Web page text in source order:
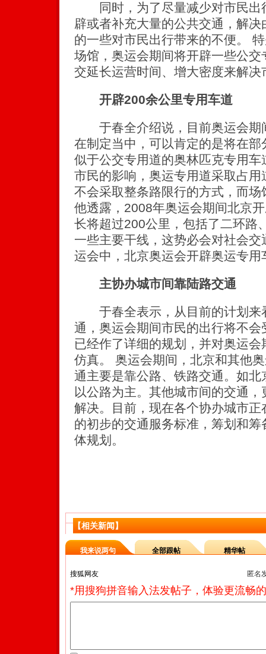
同时，为了尽量减少对市民出
辟或者补充大量的公共交通，解
的一些对市民出行带来的不便。
场馆，奥运会期间将开辟一些公
交延长运营时间、增大密度来解决
开辟200余公里专用车道
于春全介绍说，目前奥运会期
在制定当中，可以肯定的是将在
似于公交专用道的奥林匹克专用
市民的影响，奥运专用道采取占
不会采取整条路限行的方式，而
他透露，2008年奥运会期间北京
长将超过200公里，包括了二环路
一些主要干线，这势必会对社会
运会中，北京奥运会开辟奥运专
主协办城市间靠陆路交通
于春全表示，从目前的计划来
通，奥运会期间市民的出行将不
已经作了详细的规划，并对奥运
仿真。 奥运会期间，北京和其他
通主要是靠公路、铁路交通。如北
以公路为主。其他城市间的交通
解决。目前，现在各个协办城市
的初步的交通服务标准，筹划和
体规划。
【相关新闻】
我来说两句 全部跟帖 精华帖
匿名
*用搜狗拼音输入法发帖子，体验更流畅